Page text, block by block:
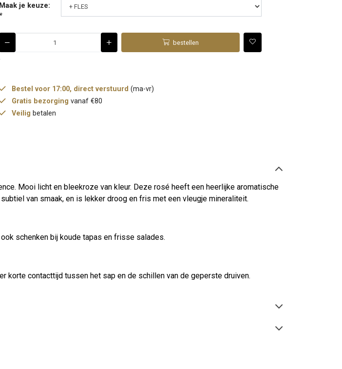
Maak je keuze:
*
bestellen
Bestel voor 17:00, direct verstuurd (ma-vr)
Gratis bezorging vanaf €80
Veilig betalen
Mooi licht en bleekroze van kleur. Deze rosé heeft een heerlijke aromatische
van smaak, en is lekker droog en fris met een vleugje mineraliteit.
schenken bij koude tapas en frisse salades.
korte contacttijd tussen het sap en de schillen van de geperste druiven.